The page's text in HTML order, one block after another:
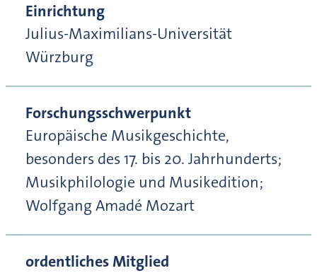
Einrichtung
Julius-Maximilians-Universität
Würzburg
Forschungsschwerpunkt
Europäische Musikgeschichte,
besonders des 17. bis 20. Jahrhunderts;
Musikphilologie und Musikedition;
Wolfgang Amadé Mozart
ordentliches Mitglied